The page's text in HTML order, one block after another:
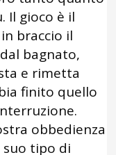
Il gioco è il
braccio il
bagnato,
e rimetta
finito quello
obbedienza
suo tipo di